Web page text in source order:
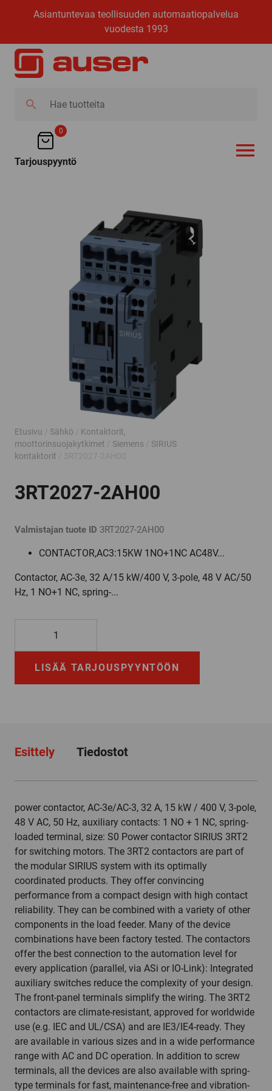
Asiantuntevaa teollisuuden automaatiopalvelua
vuodesta 1993
tuotteita
0
Tarjouspyyntö
Etusivu Sähkö
Kontaktorit,
moottorinsuojakytkimet
Siemens
SIRIUS
kontaktorit
3RT2027-2AH00
Valmistajan tuote ID 3RT2027-2AH00
CONTACTOR,AC3:15KW 1NO+1NC AC48V...
Contactor, AC-3e, 32 A/15 kW/400 V, 3-pole, 48 V AC/50
Hz, 1 NO+1 NC, spring-...
määrä
LISÄÄ TARJOUSPYYNTÖÖN
Esittely Tiedostot
power contactor, AC-3e/AC-3, 32 A, 15 kW / 400 V, 3-pole,
48 V AC, 50 Hz, auxiliary contacts: 1 NO + 1 NC, spring-
loaded terminal, size: S0 Power contactor SIRIUS 3RT2
for switching motors. The 3RT2 contactors are part of
the modular SIRIUS system with its optimally
coordinated products. They offer convincing
performance from a compact design with high contact
reliability. They can be combined with a variety of other
components in the load feeder. Many of the device
combinations have been factory tested. The contactors
offer the best connection to the automation level for
every application (parallel, via ASi or IO-Link): Integrated
auxiliary switches reduce the complexity of your design.
The front-panel terminals simplify the wiring. The 3RT2
contactors are climate-resistant, approved for worldwide
use (e.g. IEC and UL/CSA) and are IE3/IE4-ready. They
are available in various sizes and in a wide performance
range with AC and DC operation. In addition to screw
terminals, all the devices are also available with spring-
type terminals for fast, maintenance-free and vibration-